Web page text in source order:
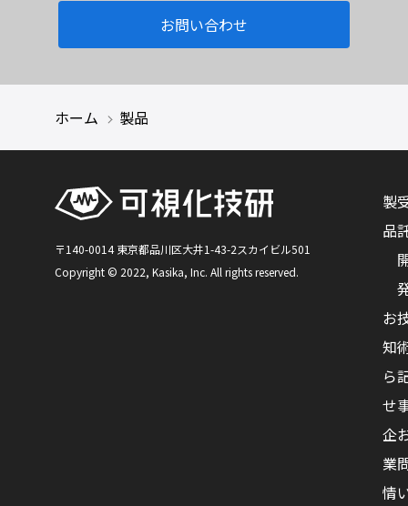
お問い合わせ
ホーム 製品
〒140-0014 東京都品川区大井1-43-2スカイビル501
Copyright © 2022, Kasika, Inc. All rights reserved.
製
品
お
知
ら
せ
企
業
情